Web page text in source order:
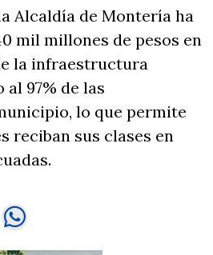
Alcaldía de Montería ha
mil millones de pesos en
la infraestructura
97% de las
lo que permite
reciban sus clases en